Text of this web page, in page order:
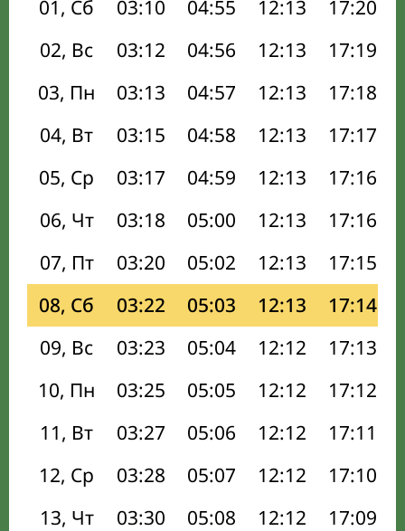
01, Сб 03:10 04:55 12:13 17:20
02, Вс
03:12 04:56 12:13 17:19
03, Пн
03:13 04:57 12:13 17:18
04, Вт
03:15 04:58 12:13 17:17
05, Ср
03:17 04:59 12:13 17:16
06, Чт
03:18 05:00 12:13 17:16
07, Пт
03:20 05:02 12:13 17:15
08, Сб
03:22 05:03 12:13 17:14
09, Вс
03:23 05:04 12:12 17:13
10, Пн
03:25 05:05 12:12 17:12
11, Вт
03:27 05:06 12:12 17:11
12, Ср
03:28 05:07 12:12 17:10
13, Чт
03:30 05:08 12:12 17:09